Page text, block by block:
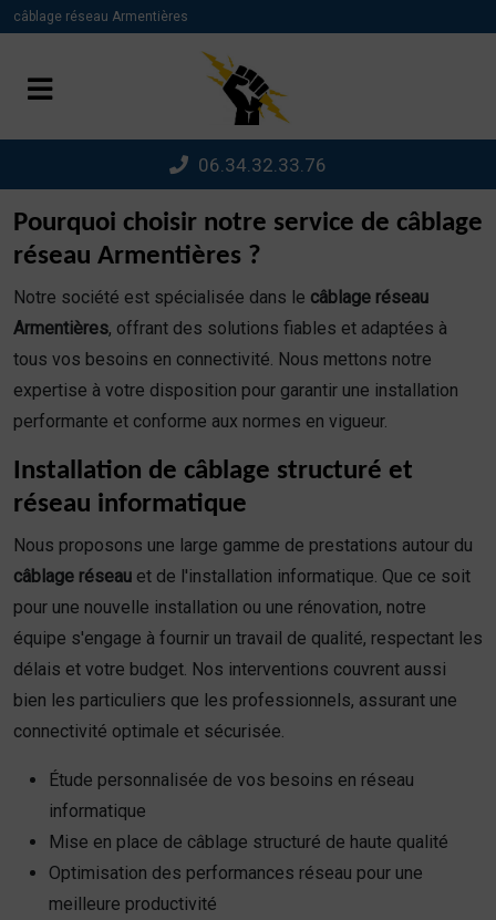
câblage réseau Armentières
06.34.32.33.76
Pourquoi choisir notre service de câblage
réseau Armentières ?
Notre société est spécialisée dans le câblage réseau
Armentières, offrant des solutions fiables et adaptées à
tous vos besoins en connectivité. Nous mettons notre
expertise à votre disposition pour garantir une installation
performante et conforme aux normes en vigueur.
Installation de câblage structuré et
réseau informatique
Nous proposons une large gamme de prestations autour du
câblage réseau et de l'installation informatique. Que ce soit
pour une nouvelle installation ou une rénovation, notre
équipe s'engage à fournir un travail de qualité, respectant les
délais et votre budget. Nos interventions couvrent aussi
bien les particuliers que les professionnels, assurant une
connectivité optimale et sécurisée.
Étude personnalisée de vos besoins en réseau
informatique
Mise en place de câblage structuré de haute qualité
Optimisation des performances réseau pour une
meilleure productivité
Panneau de gestion des cookies